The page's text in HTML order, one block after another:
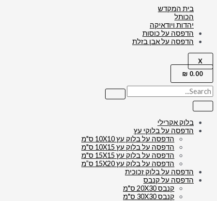
בית המקדש
הכותל
יהדות ויודאיקה
הדפסה על כוסות
הדפסה על אבן בזלת
X
0.00
₪
בלוק אקרילי
הדפסה על בלוקי עץ
הדפסה על בלוק עץ 10X10 ס"מ
הדפסה על בלוק עץ 10X15 ס"מ
הדפסה על בלוק עץ 15X15 ס"מ
הדפסה על בלוק עץ 15X20 ס”מ
הדפסה על בלוק זכוכית
הדפסה על קנבס
קנבס 20X30 ס"מ
קנבס 30X30 ס"מ